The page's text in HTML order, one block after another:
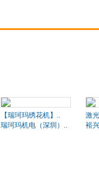
【瑞珂玛绣花机】..
瑞珂玛机电（深圳）..
激
裕